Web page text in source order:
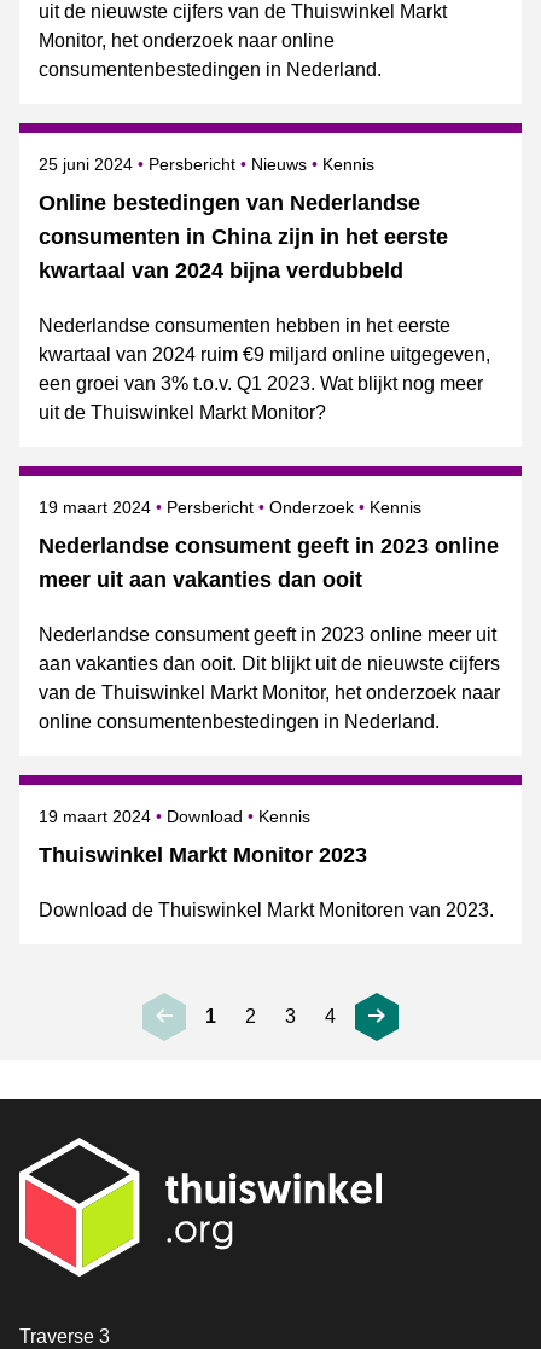
uit de nieuwste cijfers van de Thuiswinkel Markt
Monitor, het onderzoek naar online
consumentenbestedingen in Nederland.
Online bestedingen van Nederlandse
consumenten in China zijn in het eerste
kwartaal van 2024 bijna verdubbeld
Gepubliceerd op
25 juni 2024 Categorie
Persbericht Nieuws Onderwerpen
Kennis
Nederlandse consumenten hebben in het eerste
kwartaal van 2024 ruim €9 miljard online uitgegeven,
een groei van 3% t.o.v. Q1 2023. Wat blijkt nog meer
uit de Thuiswinkel Markt Monitor?
Nederlandse consument geeft in 2023 online
meer uit aan vakanties dan ooit
Gepubliceerd op
19 maart 2024 Categorie
Persbericht Onderzoek Onderwerpen
Kennis
Nederlandse consument geeft in 2023 online meer uit
aan vakanties dan ooit. Dit blijkt uit de nieuwste cijfers
van de Thuiswinkel Markt Monitor, het onderzoek naar
online consumentenbestedingen in Nederland.
Thuiswinkel Markt Monitor 2023
Gepubliceerd op
19 maart 2024 Download Onderwerpen
Kennis
Download de Thuiswinkel Markt Monitoren van 2023.
1 2 3 4
Contact
Traverse 3